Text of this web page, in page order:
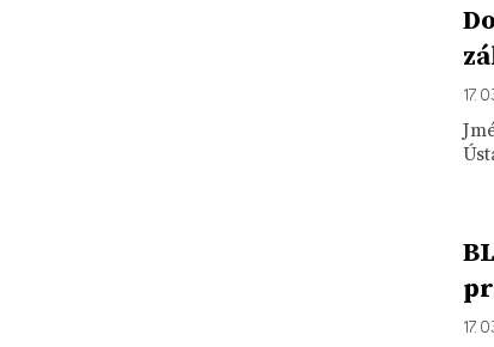
17.
17.